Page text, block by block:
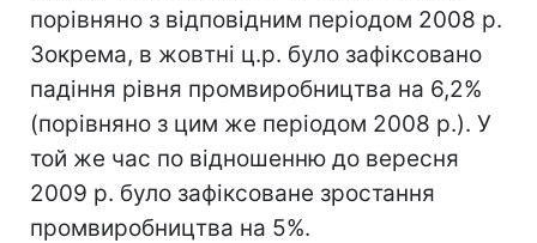
порівняно з відповідним періодом 2008 р.
Зокрема, в жовтні ц.р. було зафіксовано
падіння рівня промвиробництва на 6,2%
(порівняно з цим же періодом 2008 р.). У
той же час по відношенню до вересня
2009 р. було зафіксоване зростання
промвиробництва на 5%.